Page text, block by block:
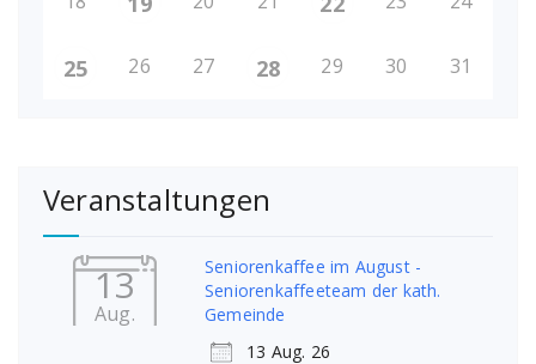
25 26 27 28 29 30 31
Veranstaltungen
13
Aug.
Seniorenkaffee im August -
Seniorenkaffeeteam der kath.
Gemeinde
13 Aug. 26